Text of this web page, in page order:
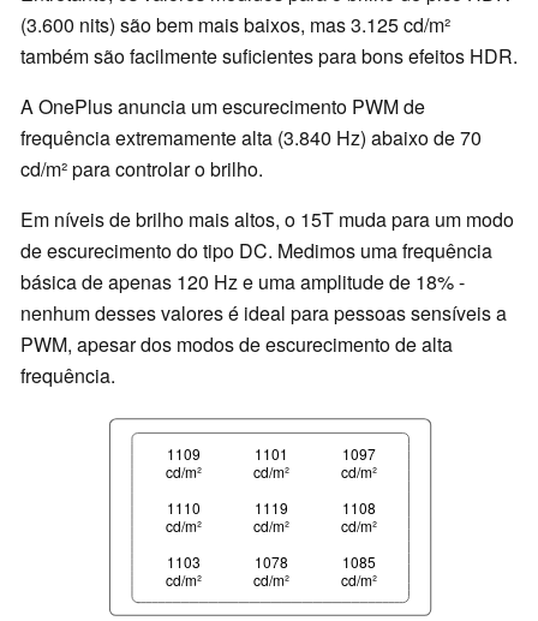
(3.600 nits) são bem mais baixos, mas 3.125 cd/m²
também são facilmente suficientes para bons efeitos HDR.
A OnePlus anuncia um escurecimento PWM de
frequência extremamente alta (3.840 Hz) abaixo de 70
cd/m² para controlar o brilho.
Em níveis de brilho mais altos, o 15T muda para um modo
de escurecimento do tipo DC. Medimos uma frequência
básica de apenas 120 Hz e uma amplitude de 18% -
nenhum desses valores é ideal para pessoas sensíveis a
PWM, apesar dos modos de escurecimento de alta
frequência.
1109
cd/m²
1101
cd/m²
1097
cd/m²
1110
cd/m²
1119
cd/m²
1108
cd/m²
1103
cd/m²
1078
cd/m²
1085
cd/m²